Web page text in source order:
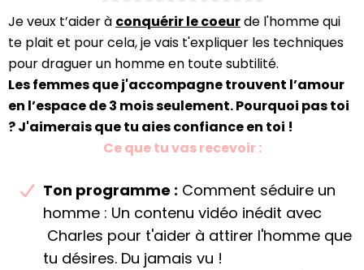
Je veux t’aider à conquérir le coeurde l'homme qui
te plait et pour cela, je vais t'expliquer les techniques
pour draguer un homme en toute subtilité.
Les femmes que j'accompagne trouvent l’amour
en l’espace de 3 mois seulement. Pourquoi pas toi
? J'aimerais que tu aies confiance en toi !
Ce que tu vas recevoir :
Ton programme : Comment séduire un
homme : Un contenu vidéo inédit avec
Charles pour t'aider à attirer l'homme que
tu désires. Du jamais vu !